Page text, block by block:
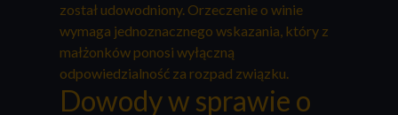
został udowodniony. Orzeczenie o winie
wymaga jednoznacznego wskazania, który z
małżonków ponosi wyłączną
odpowiedzialność za rozpad związku.
Dowody w sprawie o